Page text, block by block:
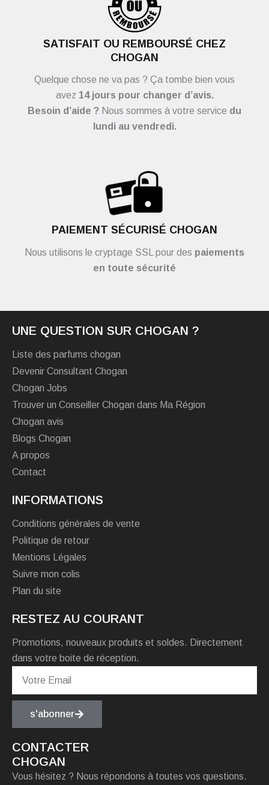
SATISFAIT OU REMBOURSÉ CHEZ
CHOGAN
Quelque chose ne va pas ? Ça tombe bien vous
avez 14 jours pour changer d’avis.
Besoin d’aide ? Nous sommes à votre service du
lundi au vendredi.
PAIEMENT SÉCURISÉ CHOGAN
Nous utilisons le cryptage SSL pour des paiements
en toute sécurité
UNE QUESTION SUR CHOGAN ?
Liste des parfums chogan
Devenir Consultant Chogan
Chogan Jobs
Trouver un Conseiller Chogan dans Ma Région
Chogan avis
Blogs Chogan
A propos
Contact
INFORMATIONS
Conditions générales de vente
Politique de retour
Mentions Légales
Suivre mon colis
Plan du site
RESTEZ AU COURANT
Promotions, nouveaux produits et soldes. Directement
dans votre boite de réception.
s'abonner
CONTACTER
CHOGAN
Vous hésitez ? Nous répondons à toutes vos questions.